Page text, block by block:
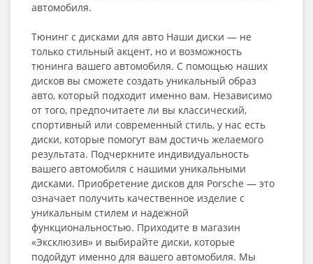
автомобиля.
Тюнинг с дисками для авто Наши диски — не
только стильный акцент, но и возможность
тюнинга вашего автомобиля. С помощью наших
дисков вы сможете создать уникальный образ
авто, который подходит именно вам. Независимо
от того, предпочитаете ли вы классический,
спортивный или современный стиль, у нас есть
диски, которые помогут вам достичь желаемого
результата. Подчеркните индивидуальность
вашего автомобиля с нашими уникальными
дисками. Приобретение дисков для Porsche — это
означает получить качественное изделие с
уникальным стилем и надежной
функциональностью. Приходите в магазин
«Эксклюзив» и выбирайте диски, которые
подойдут именно для вашего автомобиля. Мы